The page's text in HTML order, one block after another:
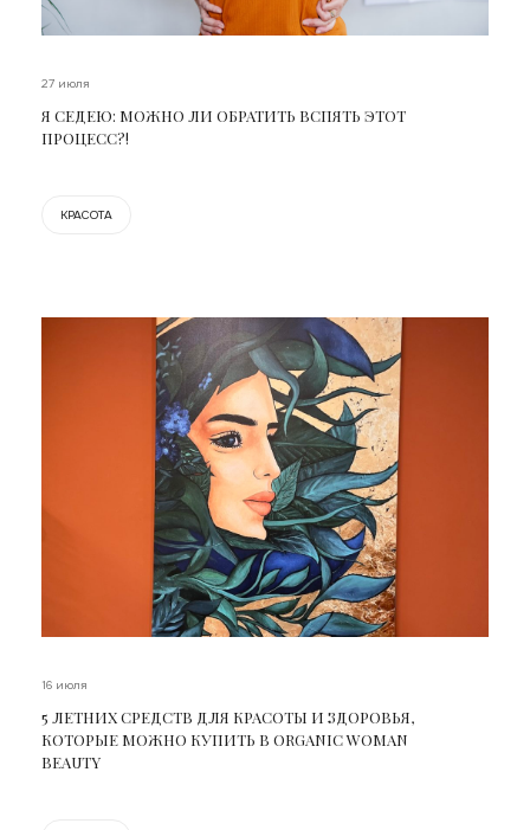
27 июля
Я СЕДЕЮ: МОЖНО ЛИ ОБРАТИТЬ ВСПЯТЬ ЭТОТ
ПРОЦЕСС?!
КРАСОТА
16 июля
5 ЛЕТНИХ СРЕДСТВ ДЛЯ КРАСОТЫ И ЗДОРОВЬЯ,
КОТОРЫЕ МОЖНО КУПИТЬ В ORGANIC WOMAN
BEAUTY